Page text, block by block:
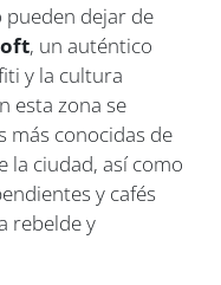
dejar de
, un auténtico
y la cultura
esta zona se
más conocidas de
la ciudad, así como
y cafés
rebelde y